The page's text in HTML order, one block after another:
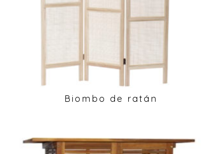
Biombo de ratán